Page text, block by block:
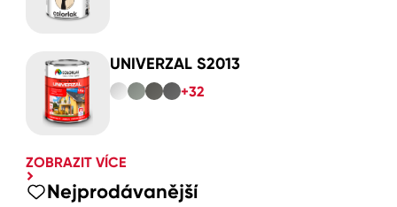
UNIVERZAL S2013
+32
ZOBRAZIT VÍCE
Nejprodávanější